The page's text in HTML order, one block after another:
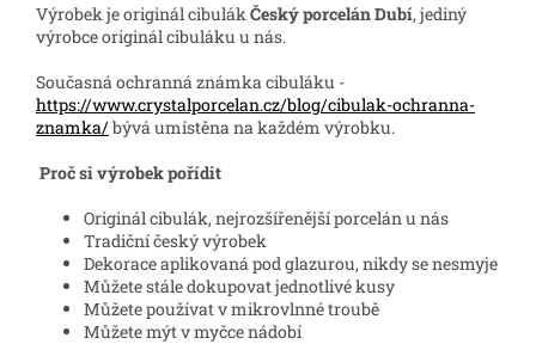
Výrobek je originál cibulákČeský porcelán Dubí, jediný
výrobce originál cibuláku u nás.
Současná ochranná známka cibuláku -
https://www.crystalporcelan.cz/blog/cibulak-ochranna-
znamka/bývá umístěna na každém výrobku.
Proč si výrobek pořídit
Originál cibulák, nejrozšířenější porcelán u nás
Tradiční český výrobek
Dekorace aplikovaná pod glazurou, nikdy se nesmyje
Můžete stále dokupovat jednotlivé kusy
Můžete používat v mikrovlnné troubě
Můžete mýt v myčce nádobí